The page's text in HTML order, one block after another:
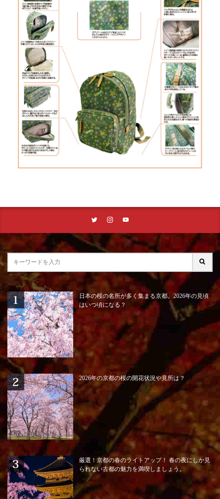
日本の桜の名所が多く集まる京都。2026年の見頃
はいつ頃になる？
2026年の京都の桜の開花状況や見所は？
厳選！京都の春のライトアップ！ 春の夜にしか見
られない古都の魅力を満喫しましょう。